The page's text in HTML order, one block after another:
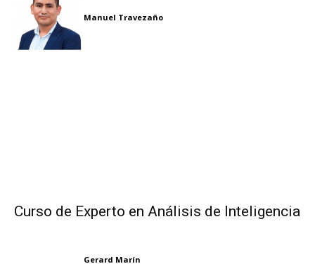
Manuel Travezaño
Curso de Experto en Análisis de Inteligencia
Gerard Marín